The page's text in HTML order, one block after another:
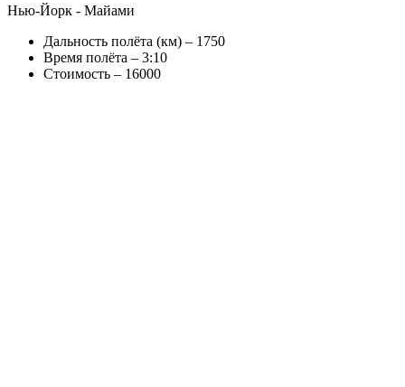
Нью-Йорк - Майами
Дальность полёта (км) – 1750
Время полёта – 3:10
Стоимость – 16000